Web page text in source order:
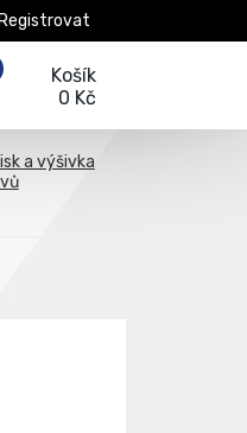
Registrovat
Košík
0 Kč
a výšivka